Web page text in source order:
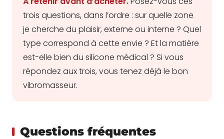
trois questions, dans l’ordre : sur quelle zone
je cherche du plaisir, externe ou interne ? Quel
type correspond à cette envie ? Et la matière
est-elle bien du silicone médical ? Si vous
répondez aux trois, vous tenez déjà le bon
vibromasseur.
Questions fréquentes